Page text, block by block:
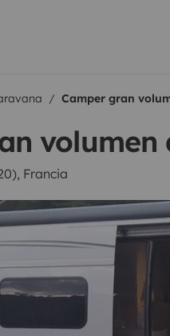
Camper gran
volumen
Francia